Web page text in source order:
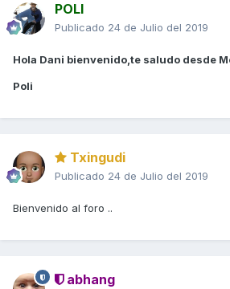
POLI
Publicado 24 de Julio del 2019
Hola Dani bienvenido,te saludo desde
Poli
Txingudi
Publicado 24 de Julio del 2019
Bienvenido al foro ..
abhang